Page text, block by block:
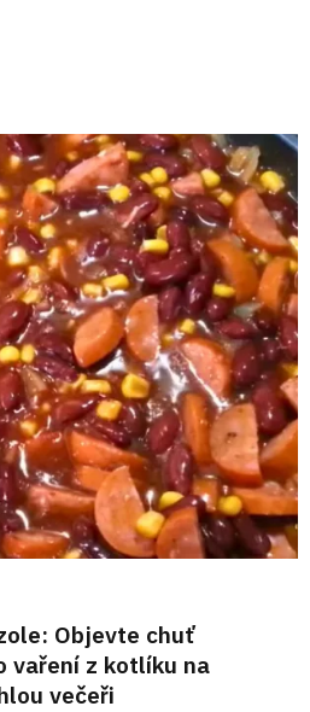
Objevte chuť
vaření z kotlíku na
večeři